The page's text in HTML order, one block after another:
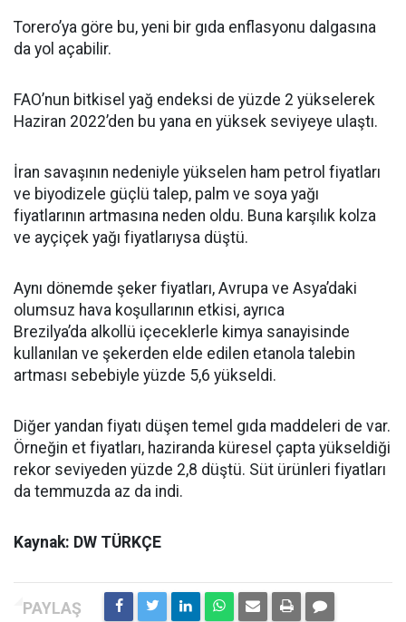
Torero’ya göre bu, yeni bir gıda enflasyonu dalgasına
da yol açabilir.
FAO’nun bitkisel yağ endeksi de yüzde 2 yükselerek
Haziran 2022’den bu yana en yüksek seviyeye ulaştı.
İran savaşının nedeniyle yükselen ham petrol fiyatları
ve biyodizele güçlü talep, palm ve soya yağı
fiyatlarının artmasına neden oldu. Buna karşılık kolza
ve ayçiçek yağı fiyatlarıysa düştü.
Aynı dönemde şeker fiyatları, Avrupa ve Asya’daki
olumsuz hava koşullarının etkisi, ayrıca
Brezilya’da alkollü içeceklerle kimya sanayisinde
kullanılan ve şekerden elde edilen etanola talebin
artması sebebiyle yüzde 5,6 yükseldi.
Diğer yandan fiyatı düşen temel gıda maddeleri de var.
Örneğin et fiyatları, haziranda küresel çapta yükseldiği
rekor seviyeden yüzde 2,8 düştü. Süt ürünleri fiyatları
da temmuzda az da indi.
Kaynak: DW TÜRKÇE